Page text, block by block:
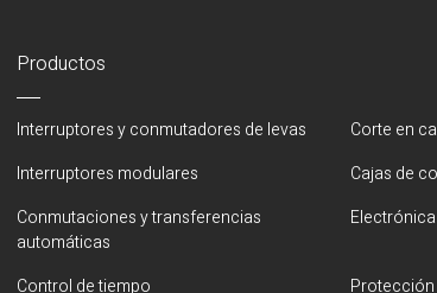
Productos
Interruptores y conmutadores de levas
Corte en
Interruptores modulares
Cajas de
Conmutaciones y transferencias
automáticas
Control de tiempo